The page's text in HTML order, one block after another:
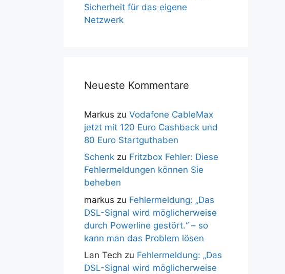
Sicherheit für das eigene
Netzwerk
Neueste Kommentare
Markus zu Vodafone CableMax
jetzt mit 120 Euro Cashback und
80 Euro Startguthaben
Schenk zu Fritzbox Fehler: Diese
Fehlermeldungen können Sie
beheben
markus zu Fehlermeldung: „Das
DSL-Signal wird möglicherweise
durch Powerline gestört.“ – so
kann man das Problem lösen
Lan Tech zu Fehlermeldung: „Das
DSL-Signal wird möglicherweise